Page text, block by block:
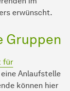
erwünscht.
Gruppen
für
eine Anlaufstelle
können hier